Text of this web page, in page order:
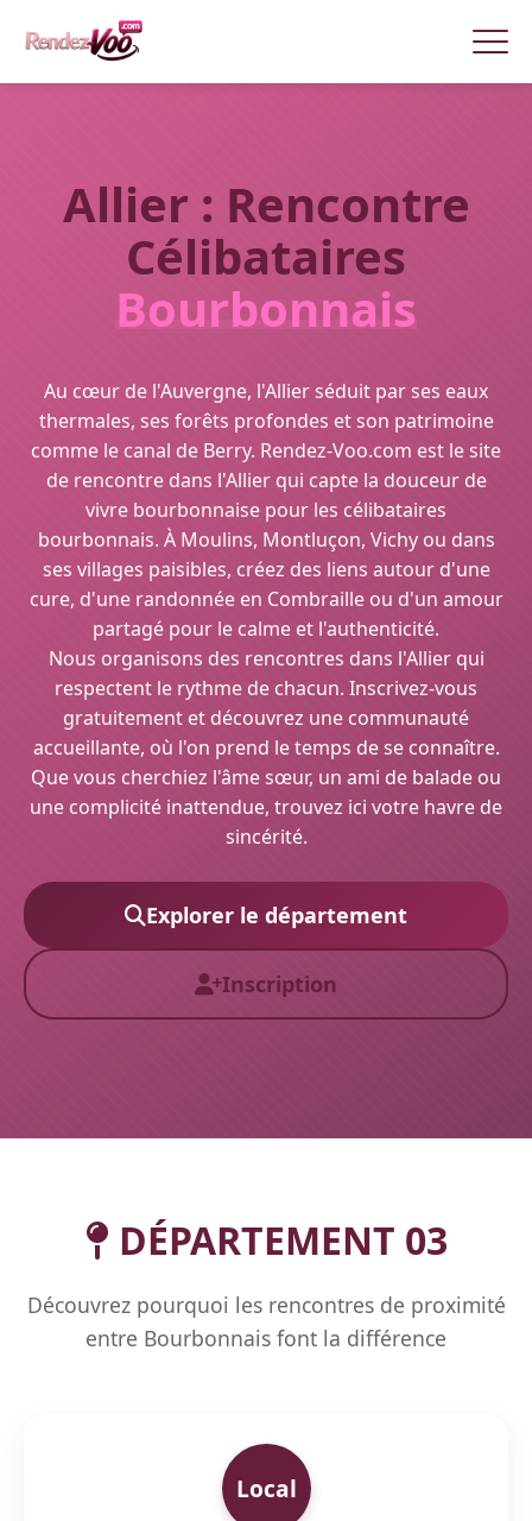
Allier : Rencontre
Célibataires
Bourbonnais
Au cœur de l'Auvergne, l'Allier séduit par ses eaux
thermales, ses forêts profondes et son patrimoine
comme le canal de Berry. Rendez-Voo.com est le site
de rencontre dans l'Allier qui capte la douceur de
vivre bourbonnaise pour les célibataires
bourbonnais. À Moulins, Montluçon, Vichy ou dans
ses villages paisibles, créez des liens autour d'une
cure, d'une randonnée en Combraille ou d'un amour
partagé pour le calme et l'authenticité.
Nous organisons des rencontres dans l'Allier qui
respectent le rythme de chacun. Inscrivez-vous
gratuitement et découvrez une communauté
accueillante, où l'on prend le temps de se connaître.
Que vous cherchiez l'âme sœur, un ami de balade ou
une complicité inattendue, trouvez ici votre havre de
sincérité.
Explorer le département
Inscription
DÉPARTEMENT 03
Découvrez pourquoi les rencontres de proximité
entre Bourbonnais font la différence
Local